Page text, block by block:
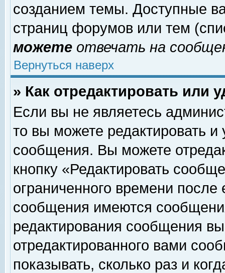
созданием темы. Доступные
страниц форумов или тем
можете отвечать на
Вернуться наверх
» Как отредактировать или
Если вы не являетесь
то вы можете редактировать и
сообщения. Вы можете
кнопку «Редактировать
ограниченного времени
сообщения имеются
редактирования сообщения
отредактированного вами
показывать, сколько раз и